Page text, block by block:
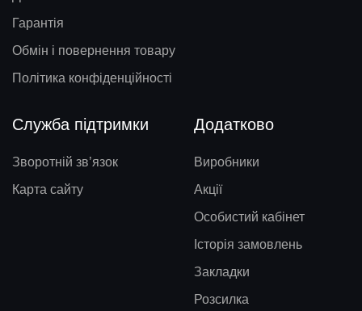
Гарантія
Обмін і повернення товару
Політика конфіденційності
Служба підтримки
Зворотній зв’язок
Карта сайту
Додатково
Виробники
Акції
Особистий кабінет
Історія замовлень
Закладки
Розсилка